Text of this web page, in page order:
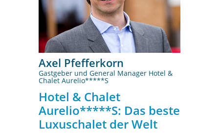
Axel Pfefferkorn
Gastgeber und General Manager Hotel &
Chalet Aurelio*****S
Hotel & Chalet
Aurelio*****S: Das beste
Luxuschalet der Welt